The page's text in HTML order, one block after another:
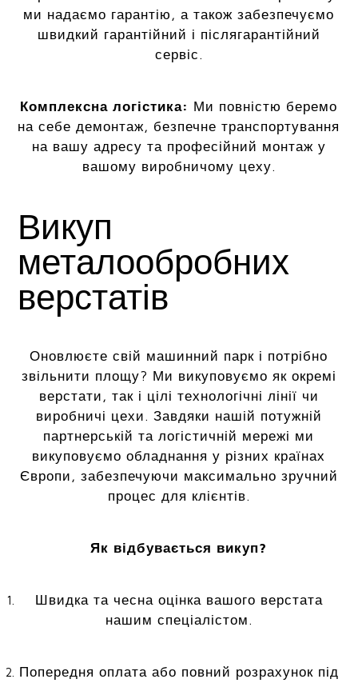
ми надаємо гарантію, а також забезпечуємо
швидкий гарантійний і післягарантійний
сервіс.
Комплексна логістика: Ми повністю беремо
на себе демонтаж, безпечне транспортування
на вашу адресу та професійний монтаж у
вашому виробничому цеху.
Викуп
металообробних
верстатів
Оновлюєте свій машинний парк і потрібно
звільнити площу? Ми викуповуємо як окремі
верстати, так і цілі технологічні лінії чи
виробничі цехи. Завдяки нашій потужній
партнерській та логістичній мережі ми
викуповуємо обладнання у різних країнах
Європи, забезпечуючи максимально зручний
процес для клієнтів.
Як відбувається викуп?
Швидка та чесна оцінка вашого верстата
нашим спеціалістом.
Попередня оплата або повний розрахунок під